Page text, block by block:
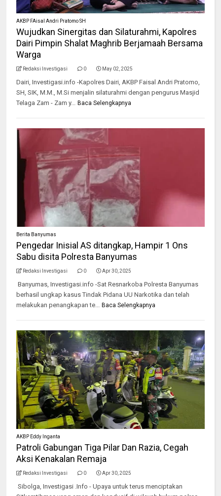
AKBP FAisal Andri Pratomo SH
Wujudkan Sinergitas dan Silaturahmi, Kapolres
Dairi Pimpin Shalat Maghrib Berjamaah Bersama
Warga
Redaksi Investigasi 0 May 02, 2025
Dairi, Investigasi.info -Kapolres Dairi, AKBP Faisal Andri Pratomo,
SH, SIK, M.M., M.Si menjalin silaturahmi dengan pengurus Masjid
Telaga Zam - Zam y...
Baca Selengkapnya
Berita Banyumas
Pengedar Inisial AS ditangkap, Hampir 1 Ons
Sabu disita Polresta Banyumas
Redaksi Investigasi 0 Apr 30, 2025
Banyumas, Investigasi.info -Sat Resnarkoba Polresta Banyumas
berhasil ungkap kasus Tindak Pidana UU Narkotika dan telah
melakukan penangkapan te...
Baca Selengkapnya
AKBP Eddy Inganta
Patroli Gabungan Tiga Pilar Dan Razia, Cegah
Aksi Kenakalan Remaja
Redaksi Investigasi 0 Apr 30, 2025
Sibolga, Investigasi .Info - Upaya untuk terus menciptakan